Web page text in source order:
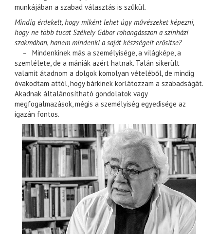
munkájában a szabad választás is szűkül.
Mindig érdekelt, hogy miként lehet úgy művészeket képezni,
hogy ne több tucat Székely Gábor rohangásszon a színházi
szakmában, hanem mindenki a saját készségeit erősítse?
– Mindenkinek más a személyisége, a világképe, a
szemlélete, de a mániák azért hatnak. Talán sikerült
valamit átadnom a dolgok komolyan vételéből, de mindig
óvakodtam attól, hogy bárkinek korlátozzam a szabadságát.
Akadnak általánosítható gondolatok vagy
megfogalmazások, mégis a személyiség egyedisége az
igazán fontos.